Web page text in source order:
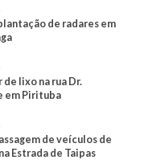
de radares em
lixo na rua Dr.
em Pirituba
de veículos de
Estrada de Taipas